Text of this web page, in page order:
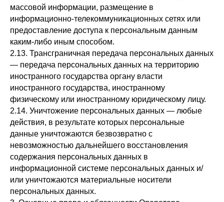
массовой информации, размещение в
информационно-телекоммуникационных сетях или
предоставление доступа к персональным данным
каким-либо иным способом.
2.13. Трансграничная передача персональных данных
— передача персональных данных на территорию
иностранного государства органу власти
иностранного государства, иностранному
физическому или иностранному юридическому лицу.
2.14. Уничтожение персональных данных — любые
действия, в результате которых персональные
данные уничтожаются безвозвратно с
невозможностью дальнейшего восстановления
содержания персональных данных в
информационной системе персональных данных и/
или уничтожаются материальные носители
персональных данных.